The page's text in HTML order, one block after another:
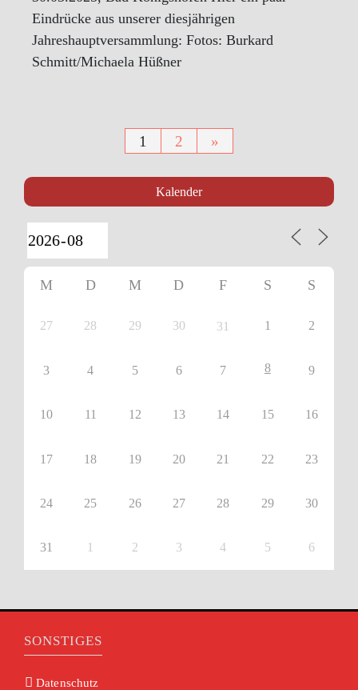
Eindrücke aus unserer diesjährigen
Jahreshauptversammlung: Fotos: Burkard
Schmitt/Michaela Hüßner
Seitennummerierung
der
Beiträge
1 2 »
Kalender
M D M D F S S
27 28 29 30 31 1 2
3 4 5 6 7 8 9
10 11 12 13 14 15 16
17 18 19 20 21 22 23
24 25 26 27 28 29 30
31 1 2 3 4 5 6
SONSTIGES
Datenschutz